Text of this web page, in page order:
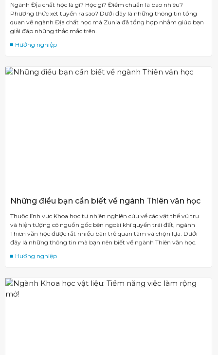
Ngành Địa chất học là gì? Học gì? Điểm chuẩn là bao nhiêu?
Phương thức xét tuyển ra sao? Dưới đây là những thông tin tổng
quan về ngành Địa chất học mà Zunia đã tổng hợp nhằm giúp bạn
giải đáp những thắc mắc trên.
Hướng nghiệp
Những điều bạn cần biết về ngành Thiên văn học
Thuộc lĩnh vực Khoa học tự nhiên nghiên cứu về các vật thể vũ trụ
và hiện tượng có nguồn gốc bên ngoài khí quyển trái đất, ngành
Thiên văn học được rất nhiều bạn trẻ quan tâm và chọn lựa. Dưới
đây là những thông tin mà bạn nên biết về ngành Thiên văn học.
Hướng nghiệp